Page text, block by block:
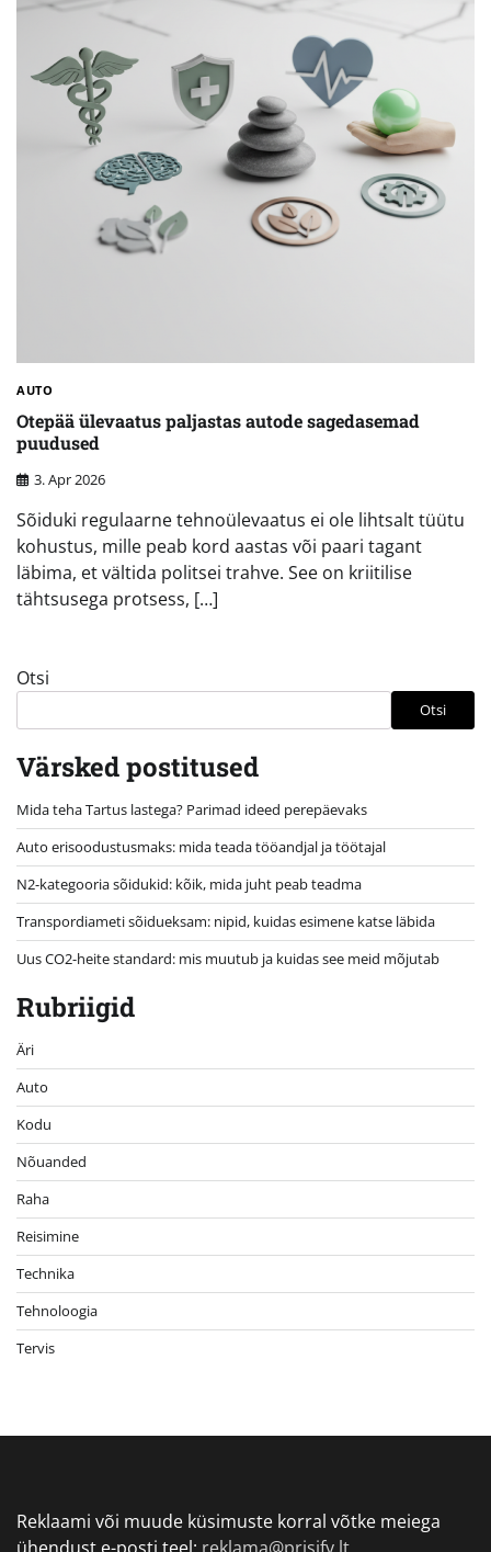
AUTO
Otepää ülevaatus paljastas autode sagedasemad
puudused
3. Apr 2026
Sõiduki regulaarne tehnoülevaatus ei ole lihtsalt tüütu
kohustus, mille peab kord aastas või paari tagant
läbima, et vältida politsei trahve. See on kriitilise
tähtsusega protsess, […]
Otsi
Otsi
Värsked postitused
Mida teha Tartus lastega? Parimad ideed perepäevaks
Auto erisoodustusmaks: mida teada tööandjal ja töötajal
N2-kategooria sõidukid: kõik, mida juht peab teadma
Transpordiameti sõidueksam: nipid, kuidas esimene katse läbida
Uus CO2-heite standard: mis muutub ja kuidas see meid mõjutab
Rubriigid
Äri
Auto
Kodu
Nõuanded
Raha
Reisimine
Technika
Tehnoloogia
Tervis
Reklaami või muude küsimuste korral võtke meiega